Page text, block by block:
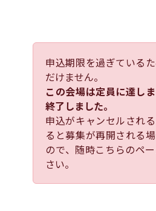
申込期限を過ぎている
だけません。
この会場は定員に達し
終了しました。
申込がキャンセルされ
ると募集が再開される
ので、随時こちらのペ
さい。